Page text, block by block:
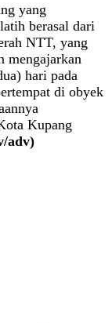
yang
berasal dari
NTT, yang
mengajarkan
hari pada
di obyek
Kupang
adv)